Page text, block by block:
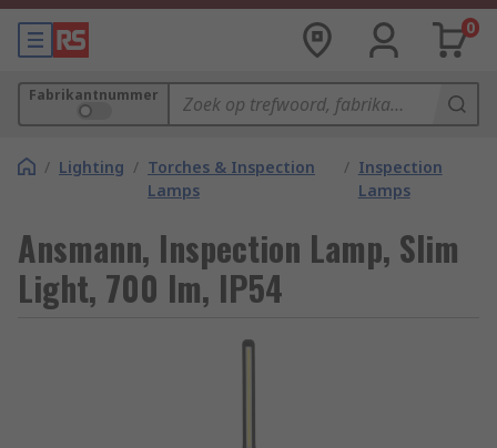
0
Fabrikantnummer
/ Lighting / Torches & Inspection
Lamps
/ Inspection
Lamps
Ansmann, Inspection Lamp, Slim
Light, 700 lm, IP54